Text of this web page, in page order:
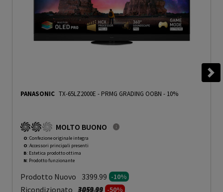
PANASONIC TX-65LZ2000E - PRMG GRADING OOBN - 10%
MOLTO BUONO
O: Confezione originale integra
O: Accessori principali presenti
B: Estetica prodotto ottima
N: Prodotto funzionante
Prodotto Nuovo 3399.99 -10%
Ricondizionato Prezzo ridotto da
3059.99a-50%